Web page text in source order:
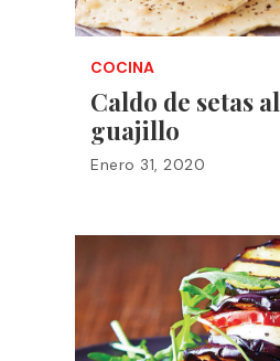
COCINA
Caldo de setas al
guajillo
Enero 31, 2020